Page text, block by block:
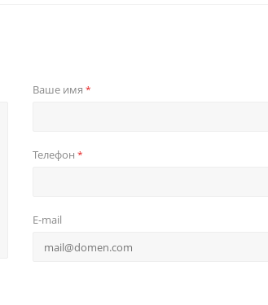
Ваше имя*
Телефон*
E-mail